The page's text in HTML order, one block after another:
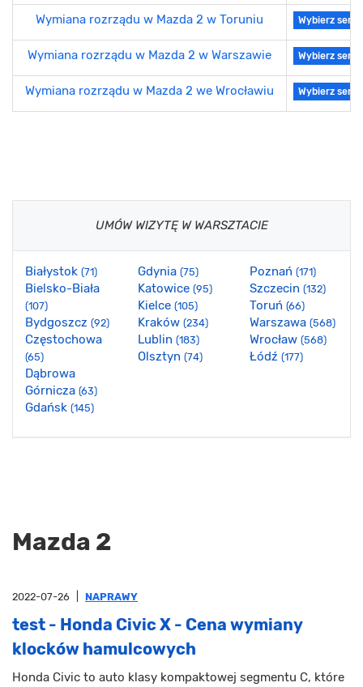
Wymiana rozrządu w Mazda 2 w Toruniu Wybierz
Wymiana rozrządu w Mazda 2 w Warszawie Wybierz
Wymiana rozrządu w Mazda 2 we Wrocławiu Wybierz
UMÓW WIZYTĘ W WARSZTACIE
Białystok (71)
Bielsko-Biała
(107)
Bydgoszcz (92)
Częstochowa
(65)
Dąbrowa
Górnicza (63)
Gdańsk (145)
Gdynia (75)
Katowice (95)
Kielce (105)
Kraków (234)
Lublin (183)
Olsztyn (74)
Poznań(171)
Szczecin(132)
Toruń(66)
Warszawa(568)
Wrocław(568)
Łódź(177)
Mazda 2
2022-07-26 NAPRAWY
test - Honda Civic X - Cena wymiany
klocków hamulcowych
Honda Civic to auto klasy kompaktowej segmentu C, które